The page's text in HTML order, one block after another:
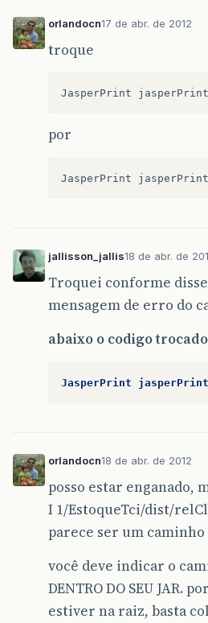
orlandocn17 de abr. de 2012
troque
JasperPrint jasperPrint
por
JasperPrint jasperPrint
jallisson_jallis18 de abr. de
Troquei conforme
mensagem de erro do
abaixo o codigo trocado
JasperPrint jasperPrint
orlandocn18 de abr. de 2012
posso estar enganado,
I 1/EstoqueTci/dist/
parece ser um
você deve indicar o
DENTRO DO SEU JAR.
estiver na raiz, basta